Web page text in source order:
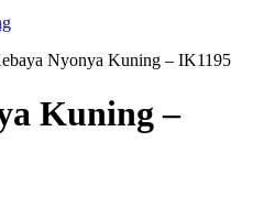
Nyonya Kuning – IK1195
Kuning –